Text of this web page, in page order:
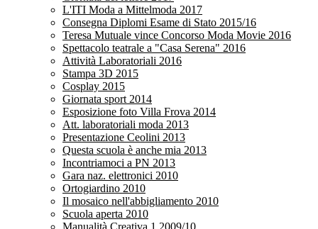
L'ITI Moda a Mittelmoda 2017
Consegna Diplomi Esame di Stato 2015/16
Teresa Mutuale vince Concorso Moda Movie 2016
Spettacolo teatrale a "Casa Serena" 2016
Attività Laboratoriali 2016
Stampa 3D 2015
Cosplay 2015
Giornata sport 2014
Esposizione foto Villa Frova 2014
Att. laboratoriali moda 2013
Presentazione Ceolini 2013
Questa scuola è anche mia 2013
Incontriamoci a PN 2013
Gara naz. elettronici 2010
Ortogiardino 2010
Il mosaico nell'abbigliamento 2010
Scuola aperta 2010